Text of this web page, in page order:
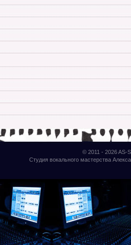
© 2011 - 2026AS-
Студия вокального мастерства